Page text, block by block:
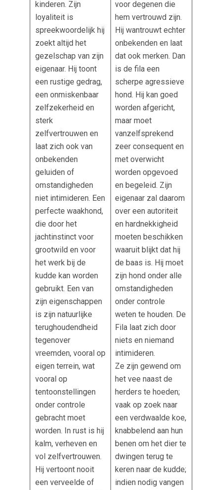
kinderen. Zijn
loyaliteit is
spreekwoordelijk hij
zoekt altijd het
gezelschap van zijn
eigenaar. Hij toont
een rustige gedrag,
een onmiskenbaar
zelfzekerheid en
sterk
zelfvertrouwen en
laat zich ook van
onbekenden
geluiden of
omstandigheden
niet intimideren. Een
perfecte waakhond,
die door het
jachtinstinct voor
grootwild en voor
het werk bij de
kudde kan worden
gebruikt. Een van
zijn eigenschappen
is zijn natuurlijke
terughoudendheid
tegenover
vreemden, vooral op
eigen terrein, wat
vooral op
tentoonstellingen
onder controle
gebracht moet
worden. In rust is hij
kalm, verheven en
vol zelfvertrouwen.
Hij vertoont nooit
een verveelde of
voor degenen die
hem vertrouwd zijn.
Hij wantrouwt echter
onbekenden en laat
dat ook merken. Dan
is de fila een
scherpe agressieve
hond. Hij kan goed
worden afgericht,
maar moet
vanzelfsprekend
zeer consequent en
met overwicht
worden opgevoed
en begeleid. Zijn
eigenaar zal daarom
over een autoriteit
en hardnekkigheid
moeten beschikken
waaruit blijkt dat hij
de baas is. Hij moet
zijn hond onder alle
omstandigheden
onder controle
weten te houden. De
Fila laat zich door
niets en niemand
intimideren.
Ze zijn gewend om
het vee naast de
herders te hoeden;
vaak op zoek naar
een verdwaalde koe,
knabbelend aan hun
benen om het dier te
dwingen terug te
keren naar de kudde;
indien nodig vangen